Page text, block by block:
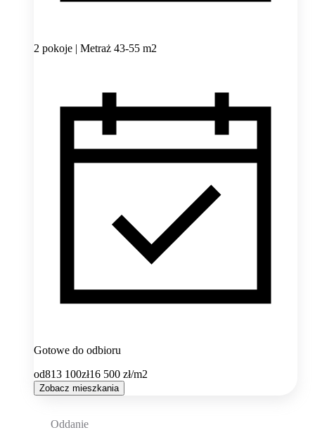
2 pokoje | Metraż 43-55 m2
Gotowe do odbioru
od813 100zł16 500 zł/m2
Zobacz mieszkania
Oddanie